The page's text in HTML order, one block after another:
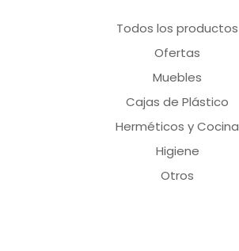
Todos los productos
Ofertas
Muebles
Cajas de Plástico
Herméticos y Cocina
Higiene
Otros